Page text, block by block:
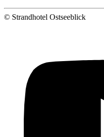
© Strandhotel Ostseeblick